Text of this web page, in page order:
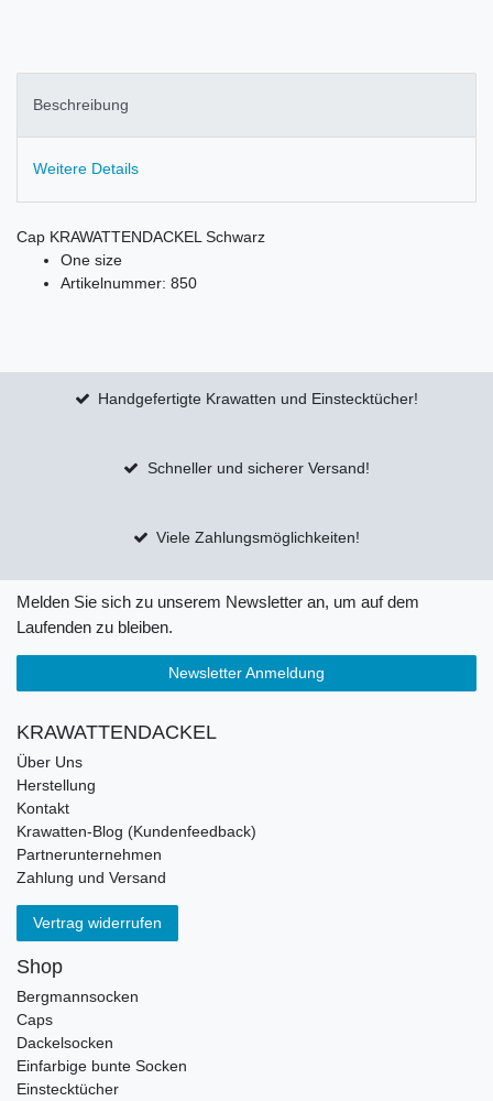
Beschreibung
Weitere Details
Cap KRAWATTENDACKEL Schwarz
One size
Artikelnummer: 850
Handgefertigte Krawatten und Einstecktücher!
Schneller und sicherer Versand!
Viele Zahlungsmöglichkeiten!
Melden Sie sich zu unserem Newsletter an, um auf dem
Laufenden zu bleiben.
Newsletter Anmeldung
KRAWATTENDACKEL
Über Uns
Herstellung
Kontakt
Krawatten-Blog (Kundenfeedback)
Partnerunternehmen
Zahlung und Versand
Vertrag widerrufen
Shop
Bergmannsocken
Caps
Dackelsocken
Einfarbige bunte Socken
Einstecktücher